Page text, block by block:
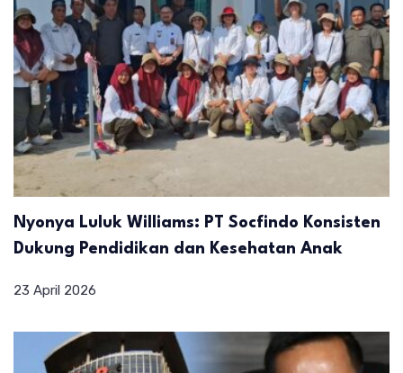
Nyonya Luluk Williams: PT Socfindo Konsisten
Dukung Pendidikan dan Kesehatan Anak
23 April 2026